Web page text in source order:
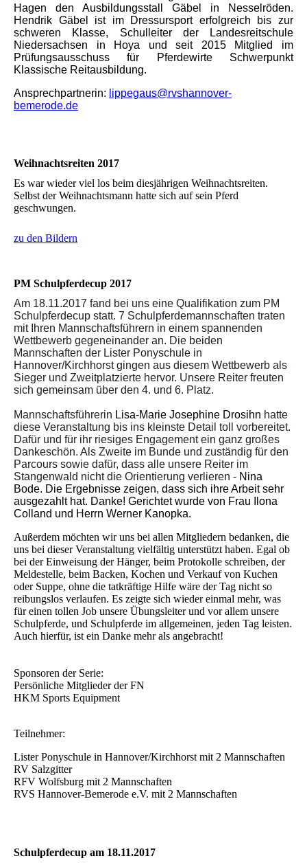
Hagen den Ausbildungsstall Gäbel in Nesselröden.
Hendrik Gäbel ist im Dressursport erfolgreich bis zur
schweren Klasse, Schulleiter der Landesreitschule
Niedersachsen in Hoya und seit 2015 Mitglied im
Prüfungsausschuss für Pferdewirte Schwerpunkt
Klassische Reitausbildung.
Ansprechpartnerin: lippegaus@rvshannover-
bemerode.de
Weihnachtsreiten 2017
Es war wieder viel los beim diesjährigen Weihnachtsreiten.
Selbst der Weihnachtsmann hatte sich auf sein Pferd
geschwungen.
zu den Bildern
PM Schulpferdecup 2017
Am 18.11.2017 fand bei uns eine Qualifikation zum PM
Schulpferdecup statt. 7 Schulpferdemannschaften traten
mit Ihren Mannschaftsführern in einem spannenden
Wettbewerb gegeneinander an. Die beiden
Mannschaften der Lister Ponyschule in
Hannover/Kirchhorst gingen aus diesem Wettbewerb als
Sieger und Zweitplatzierte hervor. Unsere Reiter freuten
sich gemeinsam über den 4. und 6. Platz.
Mannschaftsführerin Lisa-Marie Josephine Drosihn hatte
diese Veranstaltung bis ins kleinste Detail toll vorbereitet.
Dafür und für ihr riesiges Engagement ein ganz großes
Dankeschön. Als Zweite im Bunde und zuständig für den
Parcours sowie dafür, dass alle unsere Reiter im
Stangenwald nicht die Orientierung verlieren - Nina
Bode. Die Ergebnisse zeigen, dass sich ihre Arbeit sehr
ausgezahlt hat. Danke! Gerichtet wurde von Frau Ilona
Colland und Herrn Werner Kanopka.
Außerdem möchten wir uns bei allen Mitgliedern bedanken, die
uns bei dieser Veranstaltung vielfältig unterstützt haben. Egal ob
bei der Einweisung der Hänger, beim Protokolle schreiben, der
Meldestelle, beim Backen, Kochen und Verkauf von Kuchen
oder Suppe, ohne die tatkräftige Hilfe wäre der Tag nicht so
reibungslos verlaufen. Es zeigte sich wieder einmal mehr, was
für einen tollen Job unsere Übungsleiter und vor allem unsere
Schulpferde, und Schulpferde im allgemeinen, jeden Tag leisten.
Auch hierfür, ist ein Danke mehr als angebracht!
Sponsoren der Serie:
Persönliche Mitglieder der FN
HKM Sports Equipment
Teilnehmer:
Lister Ponyschule in Hannover/Kirchhorst mit 2 Mannschaften
RV Salzgitter
RFV Wolfsburg mit 2 Mannschaften
RVS Hannover-Bemerode e.V. mit 2 Mannschaften
Schulpferdecup am 18.11.2017